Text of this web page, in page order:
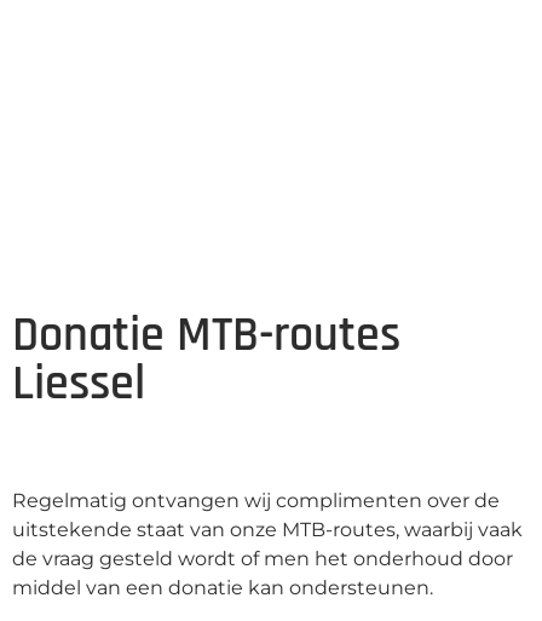
Donatie MTB-routes
Liessel
Regelmatig ontvangen wij complimenten over de
uitstekende staat van onze MTB-routes, waarbij vaak
de vraag gesteld wordt of men het onderhoud door
middel van een donatie kan ondersteunen.